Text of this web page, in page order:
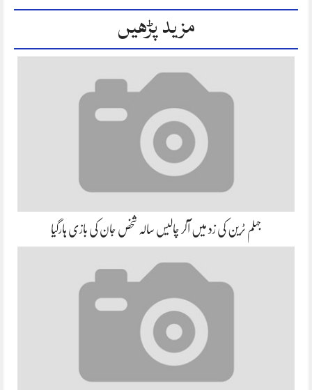
مزید پڑھیں
جہلم ٹرین کی زد میں آکر چالیس سالہ شخص جان کی بازی ہارگیا